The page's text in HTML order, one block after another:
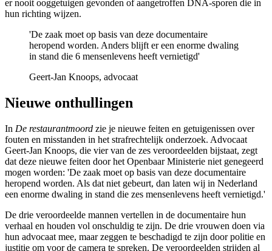
er nooit ooggetuigen gevonden of aangetroffen DNA-sporen die in
hun richting wijzen.
'De zaak moet op basis van deze documentaire
heropend worden. Anders blijft er een enorme dwaling
in stand die 6 mensenlevens heeft vernietigd'
Geert-Jan Knoops, advocaat
Nieuwe onthullingen
In De restaurantmoord zie je nieuwe feiten en getuigenissen over
fouten en misstanden in het strafrechtelijk onderzoek. Advocaat
Geert-Jan Knoops, die vier van de zes veroordeelden bijstaat, zegt
dat deze nieuwe feiten door het Openbaar Ministerie niet genegeerd
mogen worden: 'De zaak moet op basis van deze documentaire
heropend worden. Als dat niet gebeurt, dan laten wij in Nederland
een enorme dwaling in stand die zes mensenlevens heeft vernietigd.'
De drie veroordeelde mannen vertellen in de documentaire hun
verhaal en houden vol onschuldig te zijn. De drie vrouwen doen via
hun advocaat mee, maar zeggen te beschadigd te zijn door politie en
justitie om voor de camera te spreken. De veroordeelden strijden al